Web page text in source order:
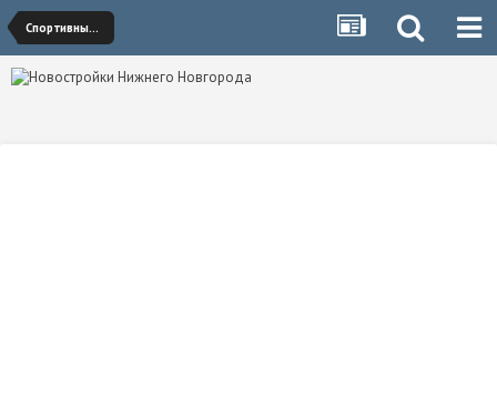
Спортивные сооружения/Стадионы/Аквапарки